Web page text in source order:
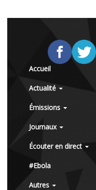
Accueil
Actualité
Émissions
Journaux
Écouter en direct
#Ebola
Autres